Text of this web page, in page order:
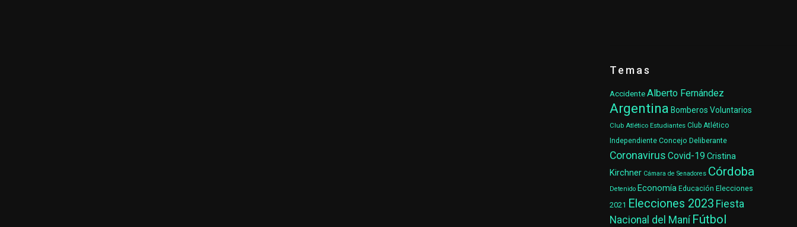
Temas
AccidenteAlberto Fernández
Argentina Bomberos Voluntarios
Club Atlético Estudiantes Club Atlético
Independiente Concejo Deliberante
Coronavirus Covid-19 Cristina
Kirchner Cámara de Senadores Córdoba
Detenido Economía Educación Elecciones
2021 Elecciones 2023 Fiesta
Nacional del Maní Fútbol